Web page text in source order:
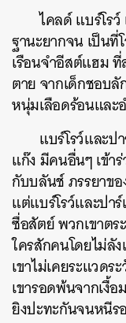
ไคลด์ แบร์โร
ฐานะยากจน เป็นที่
เรือนจำอีสต์แฮม ที่
ตาย จากเด็กชอบลั
หนุ่มเลือดร้อนและ
แบร์โรว์และป
แก๊ง มีคนอื่นๆ เข้า
กับบลันช์ ภรรยาข
แต่แบร์โรว์และปา
ซื่อสัตย์ พวกเขาตร
ใครสักคนโดยไม่ลั
เขาไม่เคยระแวด
เขารอดพ้นจากเงื้
ยิงปะทะกันจนหนีร